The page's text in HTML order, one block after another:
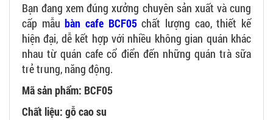
Bạn đang xem đúng xưởng chuyên sản xuất và cung
cấp mẫubàn cafe BCF05chất lượng cao, thiết kế
hiện đại, dễ kết hợp với nhiều không gian quán khác
nhau từ quán cafe cổ điển đến những quán trà sữa
trẻ trung, năng động.
Mã sản phẩm: BCF05
Chất liệu: gỗ cao su